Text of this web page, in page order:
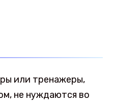
или тренажеры,
не нуждаются во